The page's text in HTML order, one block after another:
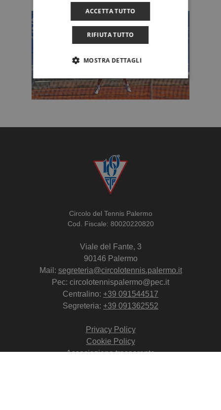
Circolo del Tennis Palermo
Cod. Fiscale: 80020220820
Viale del Fante, 3
90146 Palermo
Mail: segreteria@circolotennis.palermo.it
Pec: circolotennispalermo@pec.it
Centralino: +39 091544517
Segreteria: +39 091362552
Privacy Policy
Cookie Policy
Associazione trasparente
ACCETTA TUTTO
RIFIUTA TUTTO
MOSTRA DETTAGLI